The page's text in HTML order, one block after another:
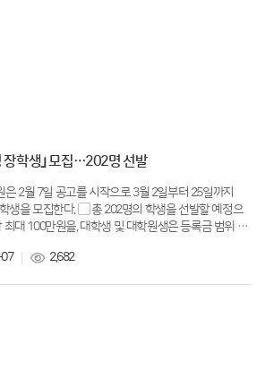
장학생｣ 모집…202명 선발
2월 7일 공고를 시작으로 3월 2일부터 25일까지
명의 학생을 선발할 예정으
대 100만원을, 대학생 및 대학원생은 등록금 범위 내
2,682